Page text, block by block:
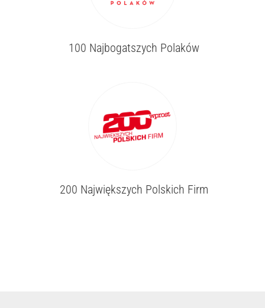
100 Najbogatszych Polaków
200 Największych Polskich Firm